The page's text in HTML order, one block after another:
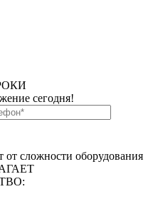
сегодня!
от сложности оборудования